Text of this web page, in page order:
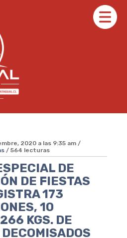
2020 a las 9:35 am /
/ 564 lecturas
DE
DE FIESTAS
173
10
KGS. DE